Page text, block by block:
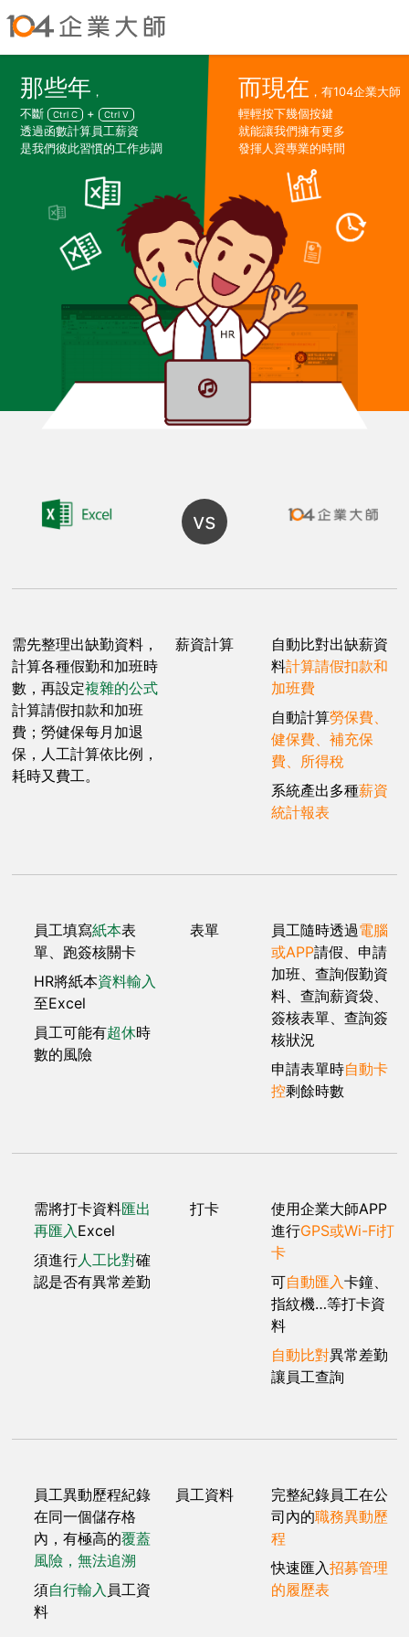
那些年 ，
不斷 Ctrl C + Ctrl V
透過函數計算員工薪資
是我們彼此習慣的工作步調
而現在 ，有104企業大師
輕輕按下幾個按鍵
就能讓我們擁有更多
發揮人資專業的時間
vs
需先整理出缺勤資料，
計算各種假勤和加班時
數，再設定複雜的公式
計算請假扣款和加班
費；勞健保每月加退
保，人工計算依比例，
耗時又費工。
薪資計算
自動比對出缺薪資
料計算請假扣款和
加班費
自動計算勞保費、
健保費、補充保
費、所得稅
系統產出多種薪資
統計報表
員工填寫紙本表
單、跑簽核關卡
HR將紙本資料輸入
至Excel
員工可能有超休時
數的風險
表單 員工隨時透過電腦
或APP請假、申請
加班、查詢假勤資
料、查詢薪資袋、
簽核表單、查詢簽
核狀況
申請表單時自動卡
控剩餘時數
需將打卡資料匯出
再匯入Excel
須進行人工比對確
認是否有異常差勤
打卡
使用企業大師APP
進行GPS或Wi-Fi打
卡
可自動匯入卡鐘、
指紋機…等打卡資
料
自動比對異常差勤
讓員工查詢
員工異動歷程紀錄
在同一個儲存格
內，有極高的覆蓋
風險，無法追溯
須自行輸入 員工資
料
員工資料
完整紀錄員工在公
司內的職務異動歷
程
快速匯入招募管理
的履歷表